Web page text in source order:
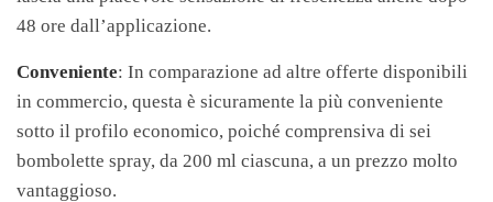
48 ore dall’applicazione.
Conveniente: In comparazione ad altre offerte disponibili
in commercio, questa è sicuramente la più conveniente
sotto il profilo economico, poiché comprensiva di sei
bombolette spray, da 200 ml ciascuna, a un prezzo molto
vantaggioso.